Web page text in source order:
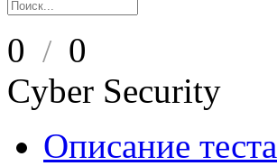
0 / 0
Cyber Security
Описание теста